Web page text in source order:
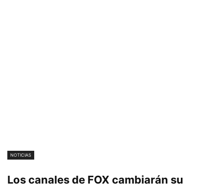
NOTICIAS
Los canales de FOX cambiarán su